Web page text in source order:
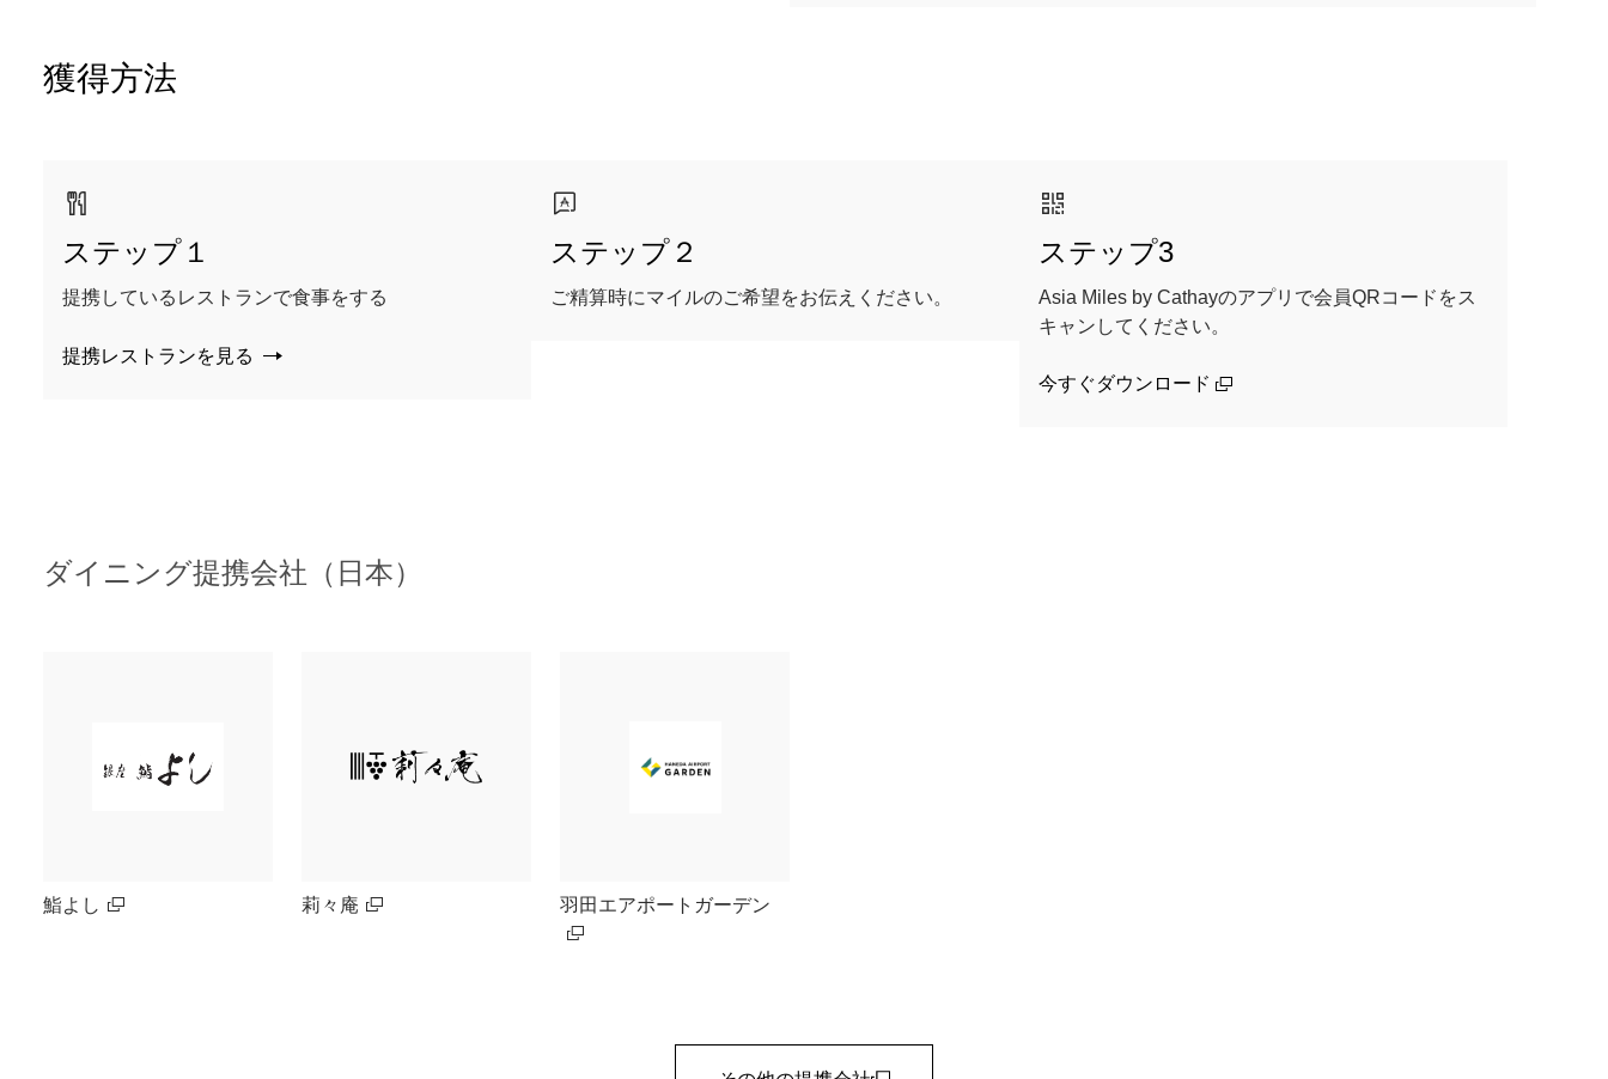
獲得方法
ステップ１
提携しているレストランで食事をする
提携レストランを見る
ステップ２
ご精算時にマイルのご希望をお伝えください。
ステップ3
Asia Miles by Cathayのアプリで会員QRコードをス
キャンしてください。
今すぐダウンロード (open in a new window)
ダイニング提携会社（日本）
鮨よし 莉々庵 羽田エアポートガーデン